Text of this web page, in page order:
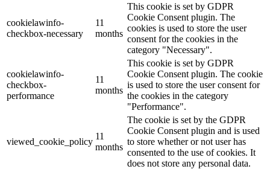
cookielawinfo-
checkbox-necessary
11
months
This cookie is set by GDPR
Cookie Consent plugin. The
cookies is used to store the user
consent for the cookies in the
category "Necessary".
cookielawinfo-
checkbox-
performance
11
months
This cookie is set by GDPR
Cookie Consent plugin. The cookie
is used to store the user consent for
the cookies in the category
"Performance".
viewed_cookie_policy
11
months
The cookie is set by the GDPR
Cookie Consent plugin and is used
to store whether or not user has
consented to the use of cookies. It
does not store any personal data.